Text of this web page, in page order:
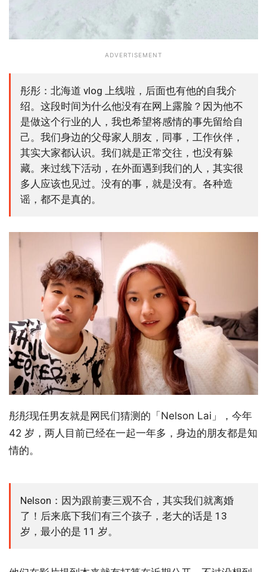
ADVERTISEMENT
彤彤：北海道 vlog 上线啦，后面也有他的自我介
绍。这段时间为什么他没有在网上露脸？因为他不
是做这个行业的人，我也希望将感情的事先留给自
己。我们身边的父母家人朋友，同事，工作伙伴，
其实大家都认识。我们就是正常交往，也没有躲
藏。来过线下活动，在外面遇到我们的人，其实很
多人应该也见过。没有的事，就是没有。各种造
谣，都不是真的。
彤彤现任男友就是网民们猜测的「Nelson Lai」，今年
42 岁，两人目前已经在一起一年多，身边的朋友都是知
情的。
Nelson：因为跟前妻三观不合，其实我们就离婚
了！后来底下我们有三个孩子，老大的话是 13
岁，最小的是 11 岁。